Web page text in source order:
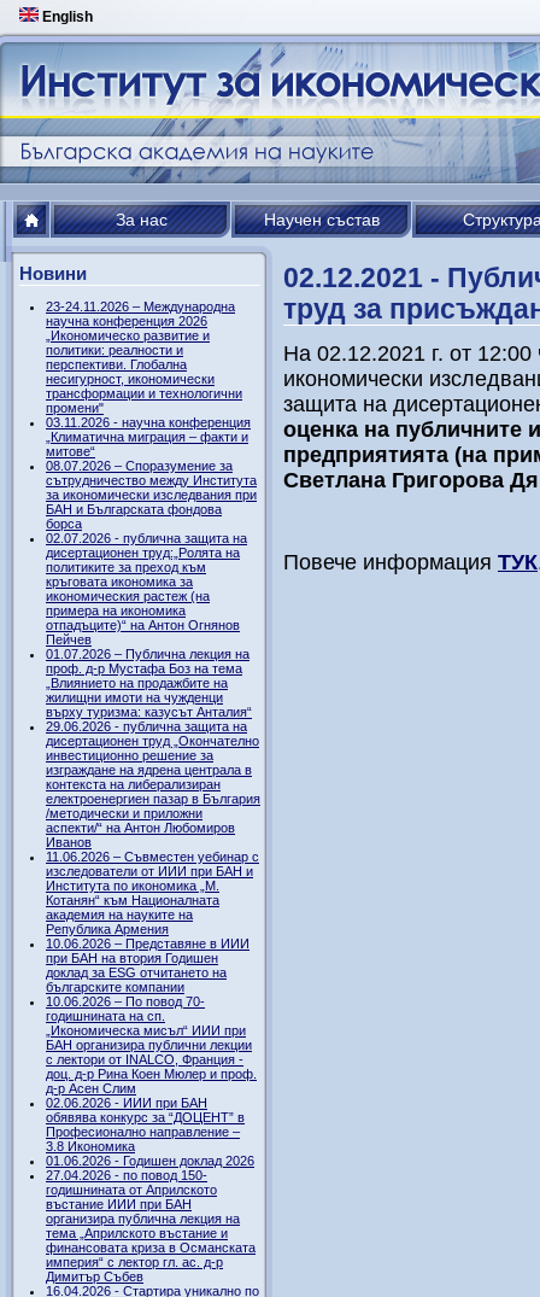
English
За нас Научен състав
Новини
23-24.11.2026 – Международна
научна конференция 2026
„Икономическо развитие и
политики: реалности и
перспективи. Глобална
несигурност, икономически
трансформации и технологични
промени"
03.11.2026 - научна конференция
„Климатична миграция – факти и
митове“
08.07.2026 – Споразумение за
сътрудничество между Института
за икономически изследвания при
БАН и Българската фондова
борса
02.07.2026 - публична защита на
дисертационен труд:„Ролята на
политиките за преход към
кръговата икономика за
икономическия растеж (на
примера на икономика
отпадъците)“ на Антон Огнянов
Пейчев
01.07.2026 – Публична лекция на
проф. д-р Мустафа Боз на тема
„Влиянието на продажбите на
жилищни имоти на чужденци
върху туризма: казусът Анталия“
29.06.2026 - публична защита на
дисертационен труд „Окончателно
инвестиционно решение за
изграждане на ядрена централа в
контекста на либерализиран
електроенергиен пазар в България
/методически и приложни
аспекти/“ на Антон Любомиров
Иванов
11.06.2026 – Съвместен уебинар с
изследователи от ИИИ при БАН и
Института по икономика „М.
Котанян“ към Националната
академия на науките на
Република Армения
10.06.2026 – Представяне в ИИИ
при БАН на втория Годишен
доклад за ESG отчитането на
българските компании
10.06.2026 – По повод 70-
годишнината на сп.
„Икономическа мисъл“ ИИИ при
БАН организира публични лекции
с лектори от INALCO, Франция -
доц. д-р Рина Коен Мюлер и проф.
д-р Асен Слим
02.06.2026 - ИИИ при БАН
обявява конкурс за “ДОЦЕНТ” в
Професионално направление –
3.8 Икономика
01.06.2026 - Годишен доклад 2026
27.04.2026 - по повод 150-
годишнината от Априлското
въстание ИИИ при БАН
организира публична лекция на
тема „Априлското въстание и
финансовата криза в Османската
империя“ с лектор гл. ас. д-р
Димитър Събев
16.04.2026 - Стартира уникално по
02.12.2021 -
труд за
На 02.12.2021 г. от 12:00
икономически
защита на
оценка на публичните
предприятията (на
Светлана Григорова
Повече информация ТУК